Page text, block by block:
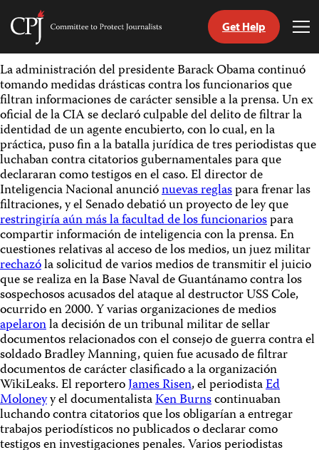
Skip
to
content
Committee
Protect
Journalists
Get Help
La administración del presidente Barack Obama continuó
tomando medidas drásticas contra los funcionarios que
filtran informaciones de carácter sensible a la prensa. Un ex
oficial de la CIA se declaró culpable del delito de filtrar la
identidad de un agente encubierto, con lo cual, en la
práctica, puso fin a la batalla jurídica de tres periodistas que
luchaban contra citatorios gubernamentales para que
declararan como testigos en el caso. El director de
Inteligencia Nacional anunciónuevas reglaspara frenar las
filtraciones, y el Senado debatió un proyecto de ley que
restringiría aún más la facultad de los funcionariospara
compartir información de inteligencia con la prensa. En
cuestiones relativas al acceso de los medios, un juez militar
rechazóla solicitud de varios medios de transmitir el juicio
que se realiza en la Base Naval de Guantánamo contra los
sospechosos acusados del ataque al destructor USS Cole,
ocurrido en 2000. Y varias organizaciones de medios
apelaronla decisión de un tribunal militar de sellar
documentos relacionados con el consejo de guerra contra el
soldado Bradley Manning, quien fue acusado de filtrar
documentos de carácter clasificado a la organización
WikiLeaks. El reporteroJames Risen, el periodistaEd
Moloneyy el documentalistaKen Burnscontinuaban
luchando contra citatorios que los obligarían a entregar
trabajos periodísticos no publicados o declarar como
testigos en investigaciones penales. Varios periodistas